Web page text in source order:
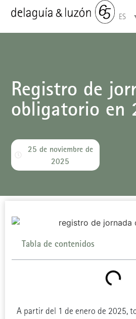
ES
Registro de
obligatorio en
25 de noviembre de
2025
Tabla de contenidos
A partir del 1 de enero de 2025,